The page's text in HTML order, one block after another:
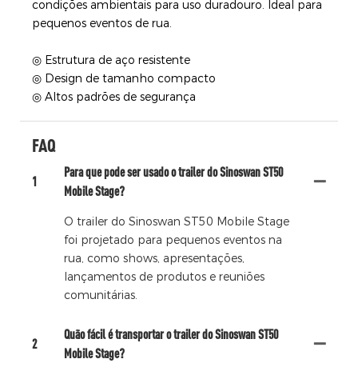
condições ambientais para uso duradouro. Ideal para
pequenos eventos de rua.
◎ Estrutura de aço resistente
◎ Design de tamanho compacto
◎ Altos padrões de segurança
FAQ
1
Para que pode ser usado o trailer do Sinoswan ST50
Mobile Stage?
O trailer do Sinoswan ST50 Mobile Stage
foi projetado para pequenos eventos na
rua, como shows, apresentações,
lançamentos de produtos e reuniões
comunitárias.
2
Quão fácil é transportar o trailer do Sinoswan ST50
Mobile Stage?